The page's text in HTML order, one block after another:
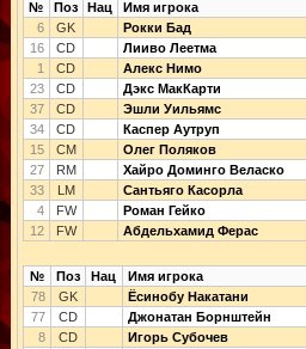
№ Поз Нац Имя игрока
6
GK Рокки Бад
16
CD Лииво Леетма
1
CD Алекс Нимо
23
CD Дэкс МакКарти
37
CD Эшли Уильямс
34
CD Каспер Аутруп
15
CM Олег Поляков
27
RM Хайро Доминго Веласко
33
LM Сантьяго Касорла
4
FW Роман Гейко
12
FW Абдельхамид Ферас
№ Поз Нац Имя игрока
78
GK Ёсинобу Накатани
77
CD Джонатан Борнштейн
8
CD Игорь Субочев